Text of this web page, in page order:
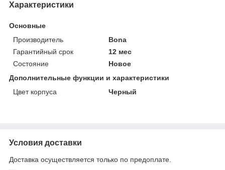
Характеристики
Основные
Производитель
Bona
Гарантийный срок
12 мес
Состояние
Новое
Дополнительные функции и характеристики
Цвет корпуса
Черный
Условия доставки
Доставка осуществляется только по предоплате.